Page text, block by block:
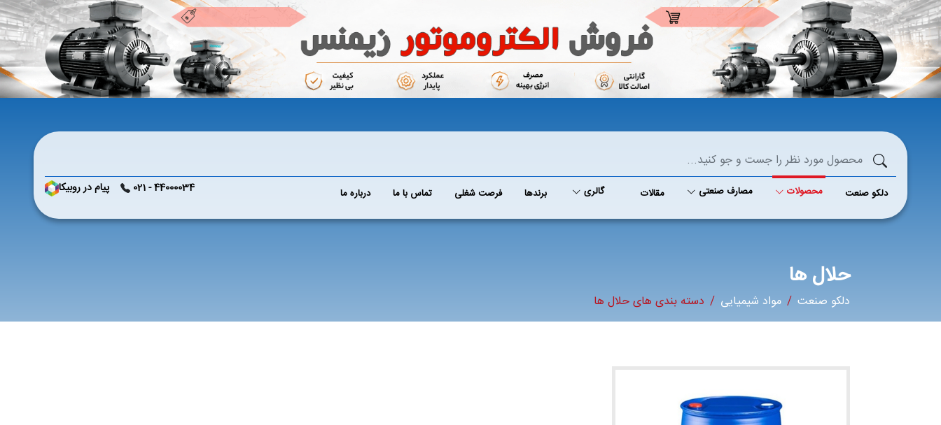
دلکو صنعت محصولات مصارف صنعتی مقالات گالری برند‌ها فرصت شغلی تماس با ما درباره ما 44000034 - 021 پیام در روبیکا
حلال ها
دلکو صنعت مواد شیمیایی دسته بندی های حلال ها